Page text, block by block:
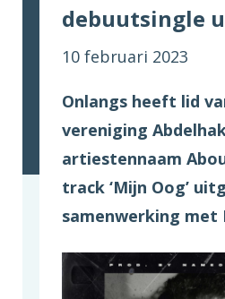
debuutsingle
10 februari 2023
Onlangs heeft lid
vereniging
artiestennaam
track ‘Mijn Oog’
samenwerking met